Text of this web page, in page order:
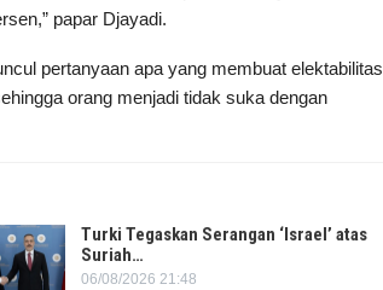
papar Djayadi.
pertanyaan apa yang membuat elektabilitas
orang menjadi tidak suka dengan
Turki Tegaskan Serangan ‘Israel’ atas
Suriah…
06/08/2026 21:48